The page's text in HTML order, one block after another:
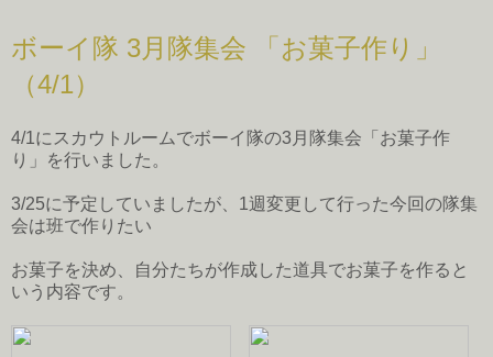
ボーイ隊 3月隊集会 「お菓子作り」
（4/1）
4/1にスカウトルームでボーイ隊の3月隊集会「お菓子作
り」を行いました。
3/25に予定していましたが、1週変更して行った今回の隊集
会は班で作りたい
お菓子を決め、自分たちが作成した道具でお菓子を作ると
いう内容です。